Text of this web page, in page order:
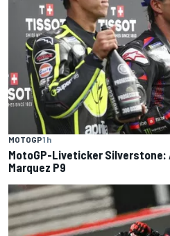
MOTOGP1 h
MotoGP-Liveticker Silverstone:
Marquez P9